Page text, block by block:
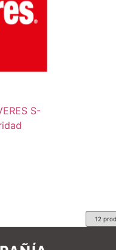
S-